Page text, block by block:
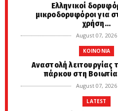
Ελληνικοί
μικροδορυφόροι για
χρήση...
August 07, 2026
KOINONIA
Αναστολή λειτουργίας
πάρκου στη Βοιωτία
August 07, 2026
LATEST